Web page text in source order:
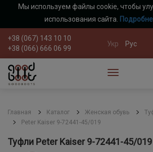
Мы используем файлы cookie, чтобы
использования сайта.
+38 (067) 143 10 10
+38 (066) 666 06 99
Укр Рус
Главная Каталог Женская обувь
Peter Kaiser 9-72441-45/019
Туфли Peter Kaiser 9-72441-45/019